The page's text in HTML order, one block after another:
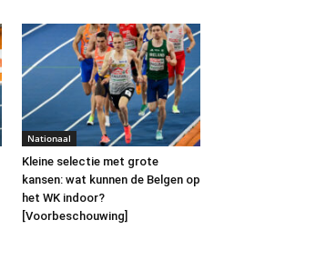
Nationaal
Kleine selectie met grote
kansen: wat kunnen de Belgen op
het WK indoor?
[Voorbeschouwing]